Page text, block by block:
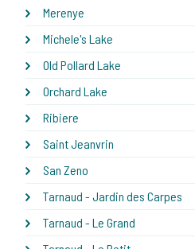
Merenye
Michele's Lake
Old Pollard Lake
Orchard Lake
Ribiere
Saint Jeanvrin
San Zeno
Tarnaud - Jardin des Carpes
Tarnaud - Le Grand